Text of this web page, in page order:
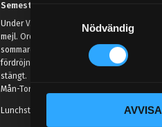
S
k
Nödvändig
AVVISA
Semestertider.
Under V.27 - V.33 nås vi enbart på
mejl. Ordrar skickas under
sommaren men med viss
fördröjning. 2/7 -9/7 är det helt
stängt.
Mån-Tors: 10:30-15:00
Lunchstängt 12:00-13:00